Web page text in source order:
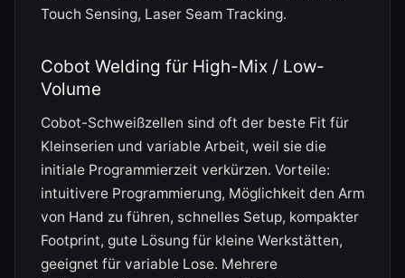
Touch Sensing, Laser Seam Tracking.
Cobot Welding für High-Mix / Low-
Volume
Cobot-Schweißzellen sind oft der beste Fit für
Kleinserien und variable Arbeit, weil sie die
initiale Programmierzeit verkürzen. Vorteile:
intuitivere Programmierung, Möglichkeit den Arm
von Hand zu führen, schnelles Setup, kompakter
Footprint, gute Lösung für kleine Werkstätten,
geeignet für variable Lose. Mehrere